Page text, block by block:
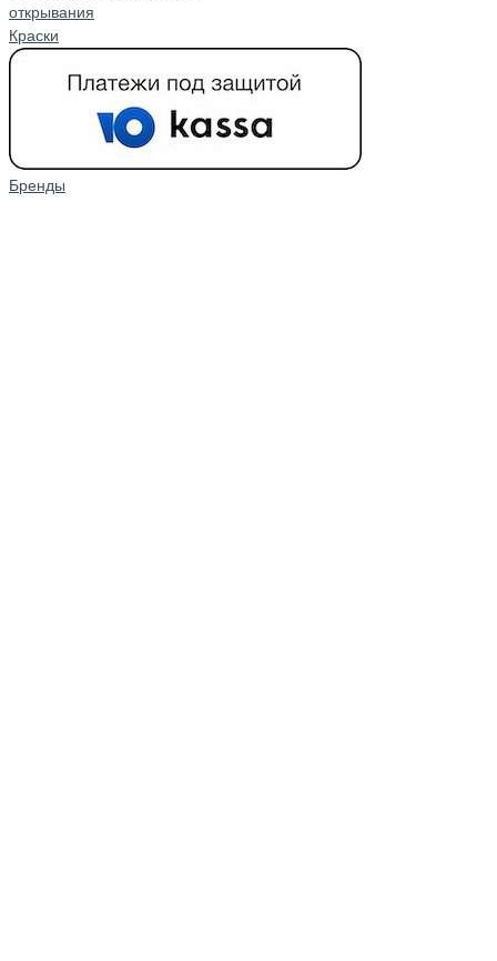
открывания
Краски
Бренды